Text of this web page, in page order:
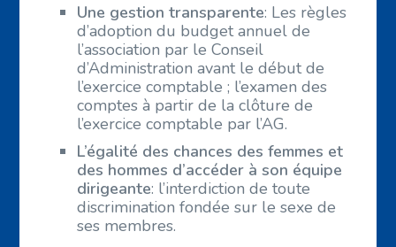
Une gestion transparente: Les règles
d’adoption du budget annuel de
l’association par le Conseil
d’Administration avant le début de
l’exercice comptable ; l’examen des
comptes à partir de la clôture de
l’exercice comptable par l’AG.
L’égalité des chances des femmes et
des hommes d’accéder à son équipe
dirigeante: l’interdiction de toute
discrimination fondée sur le sexe de
ses membres.